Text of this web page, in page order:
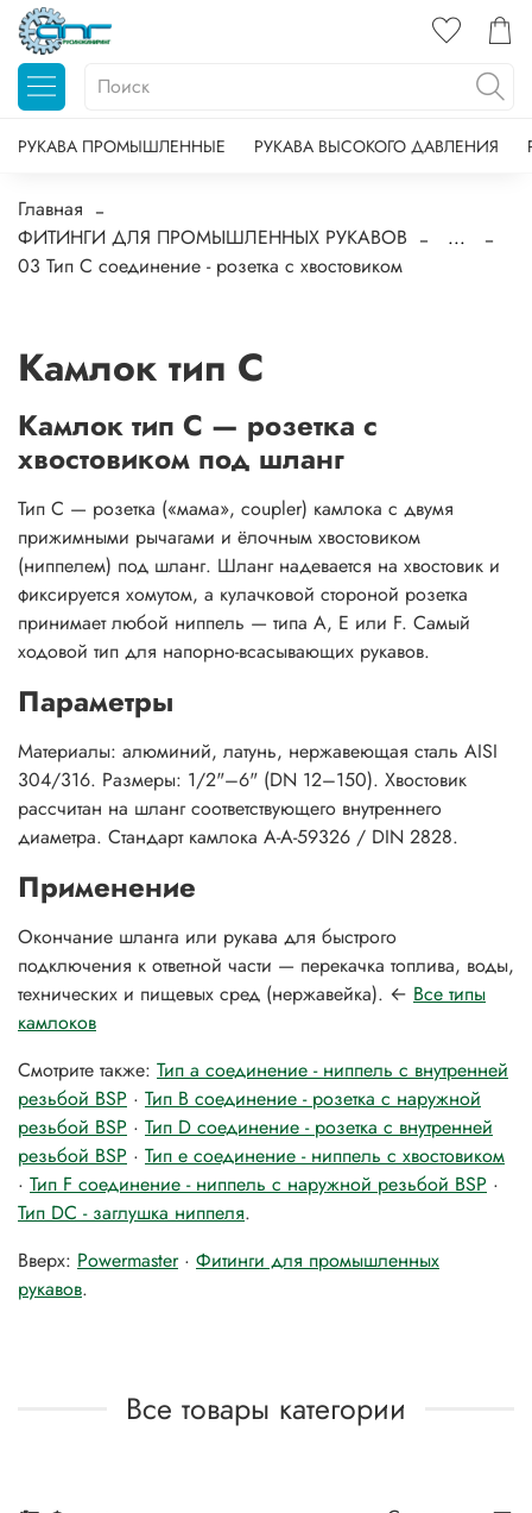
РУКАВА ПРОМЫШЛЕННЫЕ РУКАВА ВЫСОКОГО ДАВЛЕНИЯ
Главная
ФИТИНГИ ДЛЯ ПРОМЫШЛЕННЫХ РУКАВОВ
...
03 Тип С соединение - розетка c хвостовиком
Камлок тип C
Камлок тип C — розетка с
хвостовиком под шланг
Тип C — розетка («мама», coupler) камлока с двумя
прижимными рычагами и ёлочным хвостовиком
(ниппелем) под шланг. Шланг надевается на хвостовик и
фиксируется хомутом, а кулачковой стороной розетка
принимает любой ниппель — типа A, E или F. Самый
ходовой тип для напорно-всасывающих рукавов.
Параметры
Материалы: алюминий, латунь, нержавеющая сталь AISI
304/316. Размеры: 1/2"–6" (DN 12–150). Хвостовик
рассчитан на шланг соответствующего внутреннего
диаметра. Стандарт камлока A-A-59326 / DIN 2828.
Применение
Окончание шланга или рукава для быстрого
подключения к ответной части — перекачка топлива, воды,
технических и пищевых сред (нержавейка). ← Все типы
камлоков
Смотрите также: Тип а соединение - ниппель с внутренней
резьбой BSP · Тип B соединение - розетка с наружной
резьбой BSP · Тип D соединение - розетка c внутренней
резьбой BSP · Тип е соединение - ниппель с хвостовиком
· Тип F соединение - ниппель с наружной резьбой BSP ·
Тип DС - заглушка ниппеля.
Вверх: Powermaster· Фитинги для промышленных
рукавов.
Все товары категории